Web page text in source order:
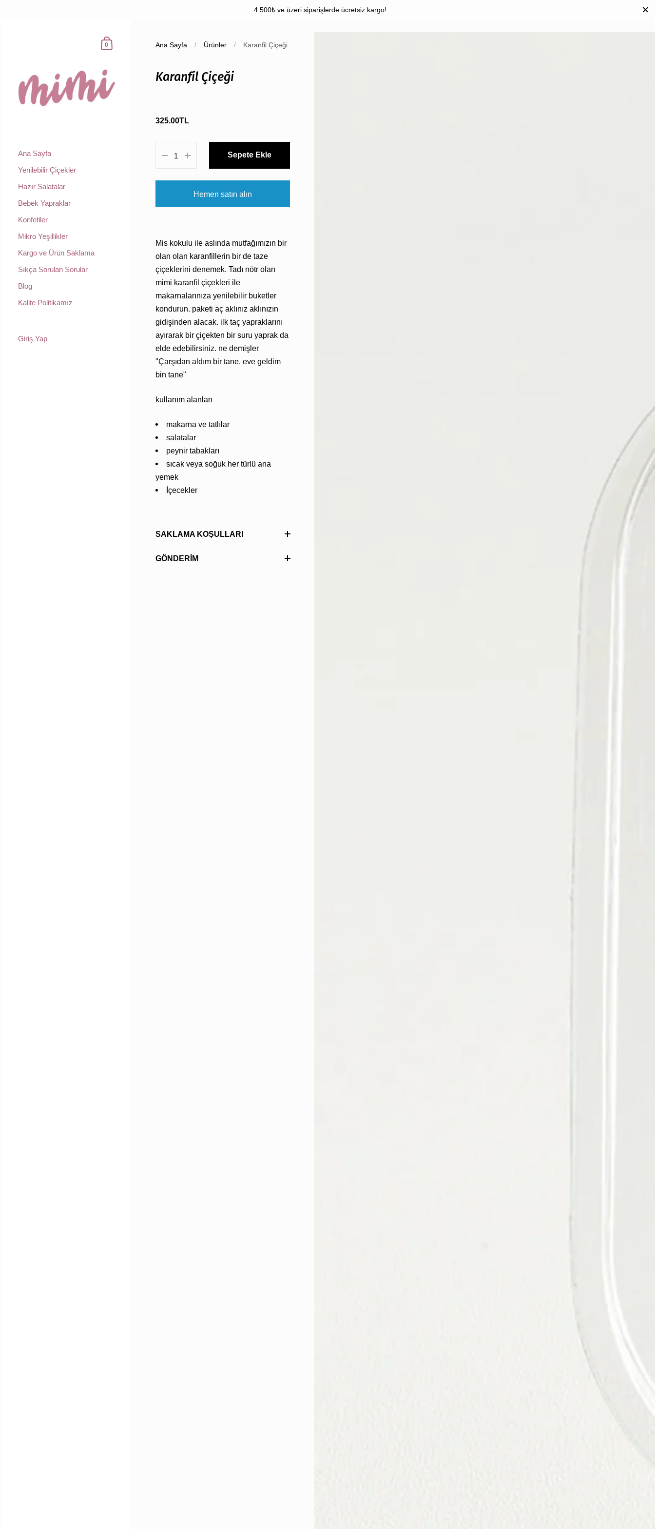
4.500₺ ve üzeri siparişlerde ücretsiz kargo!
Ana Sayfa
Yenilebilir Çiçekler
Hazır Salatalar
Bebek Yapraklar
Konfetiler
Mikro Yeşillikler
Kargo ve Ürün Saklama
Sıkça Sorulan Sorular
Blog
Kalite Politikamız
Giriş Yap
0 Ana Sayfa / Ürünler / Karanfil Çiçeği
Karanfil Çiçeği
325.00TL
Sepete Ekle
Hemen satın alın
Mis kokulu ile aslında mutfağımızın bir
olan olan karanfillerin bir de taze
çiçeklerini denemek. Tadı nötr olan
mimi karanfil çiçekleri ile
makarnalarınıza yenilebilir buketler
kondurun. paketi aç aklınız aklınızın
gidişinden alacak. ilk taç yapraklarını
ayırarak bir çiçekten bir suru yaprak da
elde edebilirsiniz. ne demişler
"Çarşıdan aldım bir tane, eve geldim
bin tane"
kullanım alanları
makarna ve tatlılar
salatalar
peynir tabakları
sıcak veya soğuk her türlü ana
yemek
İçecekler
SAKLAMA KOŞULLARI
GÖNDERIM